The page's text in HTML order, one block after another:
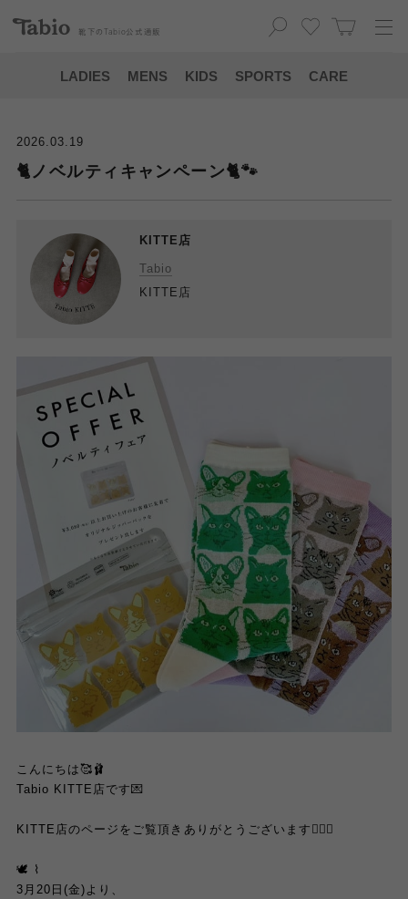
靴下の Tabio 公式通販
LADIES MENS KIDS SPORTS CARE
2026.03.19
🐈ノベルティキャンペーン🐈🐾
KITTE店
Tabio
KITTE店
こんにちは🥰🩰
Tabio KITTE店です💌
KITTE店のページをご覧頂きありがとうございます💁🏻‍♀️
🕊 ⌇
3月20日(金)より、